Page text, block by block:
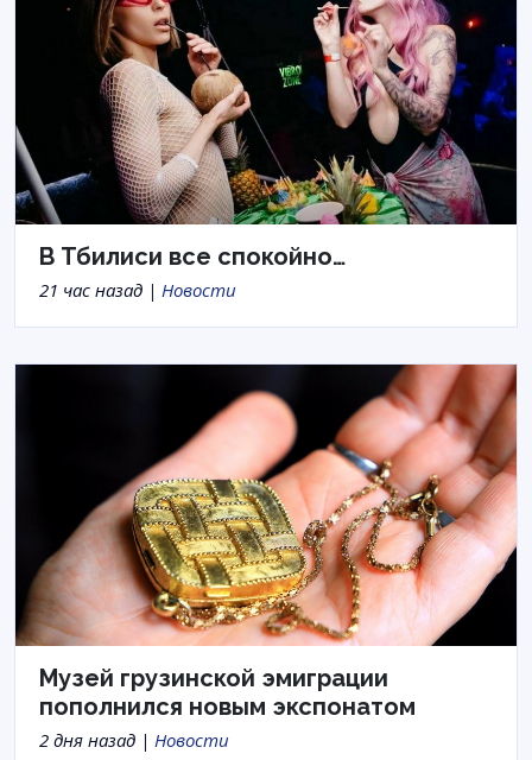
В Тбилиси все спокойно…
21 час назад | Новости
Музей грузинской эмиграции
пополнился новым экспонатом
2 дня назад | Новости